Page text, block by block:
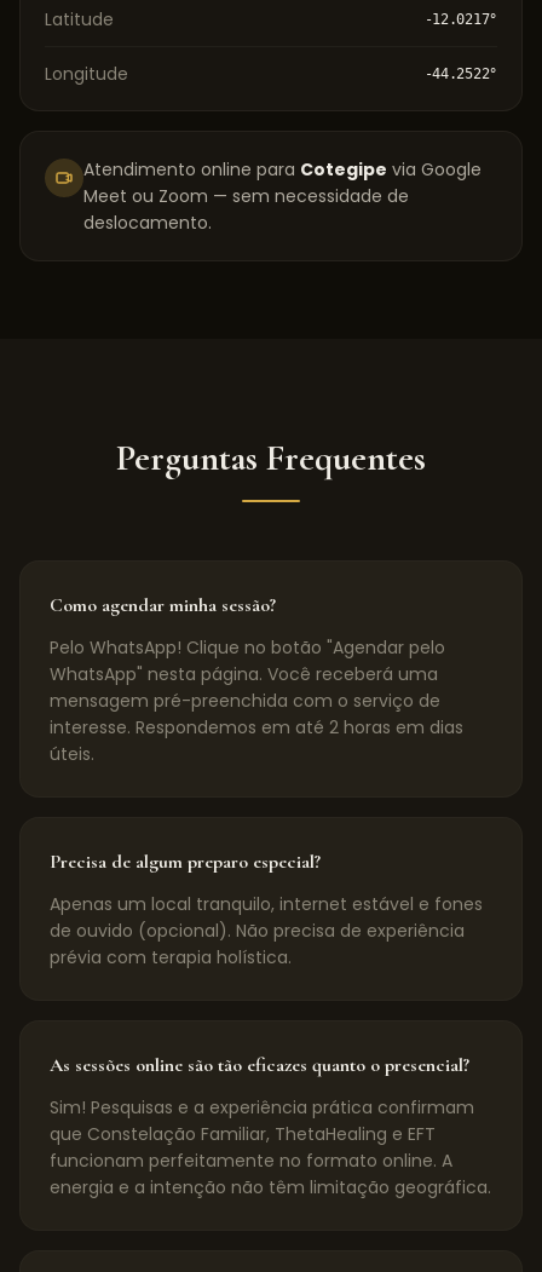
Latitude -12.0217°
Longitude -44.2522°
Atendimento online para Cotegipe via Google
Meet ou Zoom — sem necessidade de
deslocamento.
Perguntas Frequentes
Como agendar minha sessão?
Pelo WhatsApp! Clique no botão "Agendar pelo
WhatsApp" nesta página. Você receberá uma
mensagem pré-preenchida com o serviço de
interesse. Respondemos em até 2 horas em dias
úteis.
Precisa de algum preparo especial?
Apenas um local tranquilo, internet estável e fones
de ouvido (opcional). Não precisa de experiência
prévia com terapia holística.
As sessões online são tão eficazes quanto o presencial?
Sim! Pesquisas e a experiência prática confirmam
que Constelação Familiar, ThetaHealing e EFT
funcionam perfeitamente no formato online. A
energia e a intenção não têm limitação geográfica.